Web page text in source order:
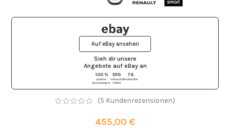
Sieh dir unsere
Angebote auf eBayan
100 %
positive
Bewertungen
559
verkaufte
Artikel
76
Beobachter
Auf eBay ansehen
(5 Kundenrezensionen)
455,00 €